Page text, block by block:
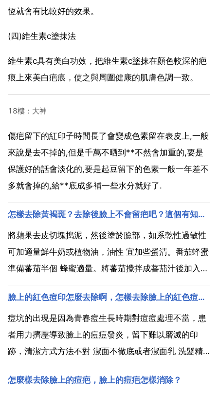
恆就會有比較好的效果。
(四)維生素c塗抹法
維生素c具有美白功效，把維生素c塗抹在顏色較深的疤
痕上來美白疤痕，使之與周圍健康的肌膚色調一致。
18樓：大神
傷疤留下的紅印子時間長了會變成色素留在表皮上,一般
來說是去不掉的,但是千萬不晒到**不然會加重的,要是
保護好的話會淡化的,要是起豆留下的色素一般一年差不
多就會掉的,給**底成多補一些水分就好了.
怎樣去除黃褐斑？去除後臉上不會留疤吧？這個有知道的嗎
將蘋果去皮切塊搗泥，然後塗於臉部，如系乾性過敏性
可加適量鮮牛奶或植物油，油性 宜加些蛋清。番茄蜂蜜
準備蕃茄半個 蜂蜜適量。將蕃茄攪拌成蕃茄汁後加入適
去，避開風沙，粉塵及化合物多的環境。太冷 太熱 太
潮的場所，對斑有不利影響 使用含有祛斑功效的護膚
品...
臉上的紅色痘印怎麼去除啊，怎樣去除臉上的紅色痘印？
痘坑的出現是因為青春痘生長時期對痘痘處理不當，患
者用力擠壓導致臉上的痘痘發炎，留下難以磨滅的印
跡，清潔方式方法不對 潔面不徹底或者潔面乳 洗髮精
容醫院 中心進行診斷 鐳射祛痘，立竿見影的療效的深
怎麼樣去除臉上的痘疤，臉上的痘疤怎樣消除？